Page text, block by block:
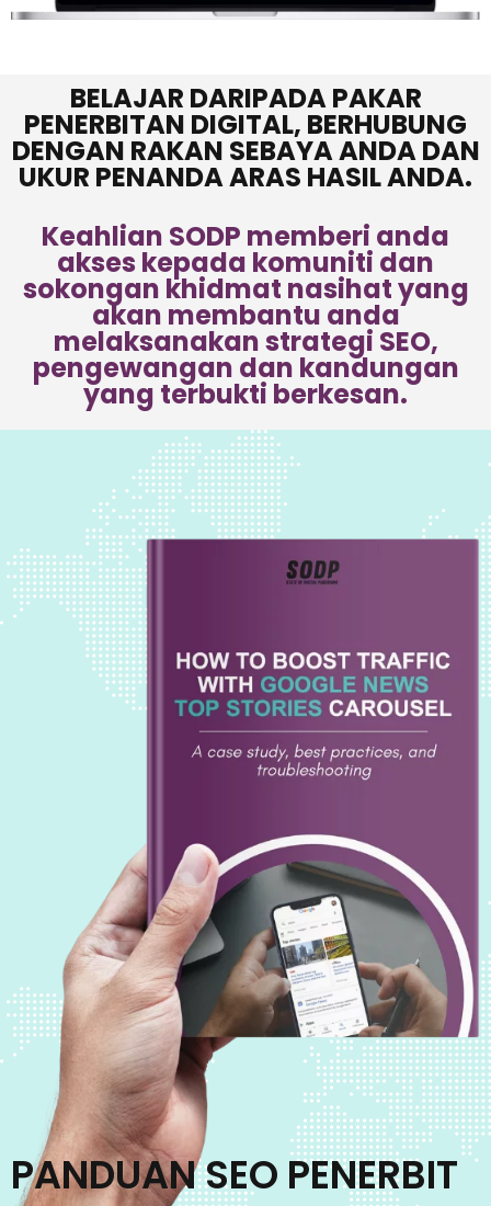
BELAJAR DARIPADA PAKAR
PENERBITAN DIGITAL, BERHUBUNG
DENGAN RAKAN SEBAYA ANDA DAN
UKUR PENANDA ARAS HASIL ANDA.
Keahlian SODP memberi anda
akses kepada komuniti dan
sokongan khidmat nasihat yang
akan membantu anda
melaksanakan strategi SEO,
pengewangan dan kandungan
yang terbukti berkesan.
PANDUAN SEO PENERBIT